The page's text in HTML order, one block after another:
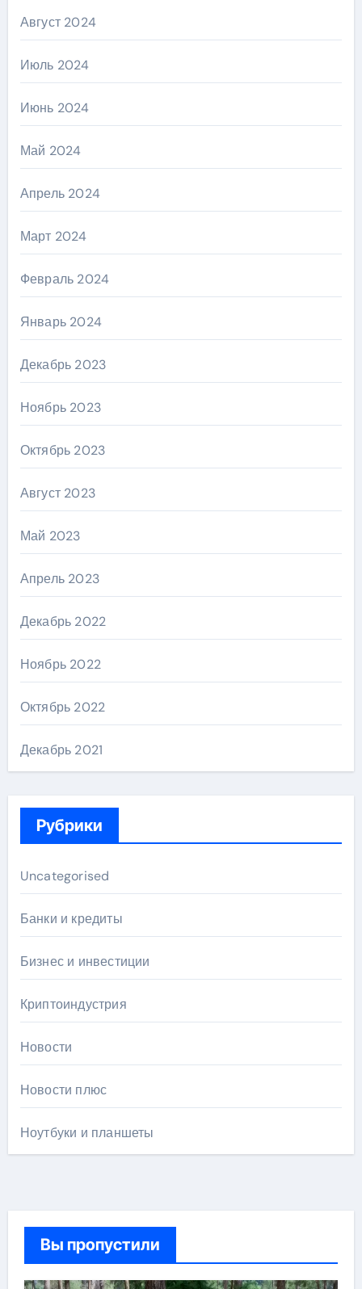
Август 2024
Июль 2024
Июнь 2024
Май 2024
Апрель 2024
Март 2024
Февраль 2024
Январь 2024
Декабрь 2023
Ноябрь 2023
Октябрь 2023
Август 2023
Май 2023
Апрель 2023
Декабрь 2022
Ноябрь 2022
Октябрь 2022
Декабрь 2021
Рубрики
Uncategorised
Банки и кредиты
Бизнес и инвестиции
Криптоиндустрия
Новости
Новости плюс
Ноутбуки и планшеты
Вы пропустили